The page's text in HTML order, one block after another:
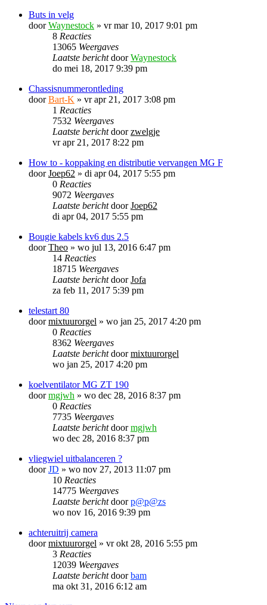
Buts in velg
doorWaynestock » vr mar 10, 2017 9:01 pm
8 Reacties
13065 Weergaves
Laatste berichtdoorWaynestock
do mei 18, 2017 9:39 pm
Chassisnummerontleding
doorBart-K » vr apr 21, 2017 3:08 pm
1 Reacties
7532 Weergaves
Laatste berichtdoorzwelgje
vr apr 21, 2017 8:22 pm
How to - koppaking en distributie vervangen MG F
doorJoep62 » di apr 04, 2017 5:55 pm
0 Reacties
9072 Weergaves
Laatste berichtdoorJoep62
di apr 04, 2017 5:55 pm
Bougie kabels kv6 dus 2.5
doorTheo » wo jul 13, 2016 6:47 pm
14 Reacties
18715 Weergaves
Laatste berichtdoorJofa
za feb 11, 2017 5:39 pm
telestart 80
doormixtuurorgel » wo jan 25, 2017 4:20 pm
0 Reacties
8362 Weergaves
Laatste berichtdoormixtuurorgel
wo jan 25, 2017 4:20 pm
koelventilator MG ZT 190
doormgjwh » wo dec 28, 2016 8:37 pm
0 Reacties
7735 Weergaves
Laatste berichtdoormgjwh
wo dec 28, 2016 8:37 pm
vliegwiel uitbalanceren ?
doorJD » wo nov 27, 2013 11:07 pm
10 Reacties
14775 Weergaves
Laatste berichtdoorp@p@zs
wo nov 16, 2016 9:39 pm
achteruitrij camera
doormixtuurorgel » vr okt 28, 2016 5:55 pm
3 Reacties
12039 Weergaves
Laatste berichtdoorbam
ma okt 31, 2016 6:12 am